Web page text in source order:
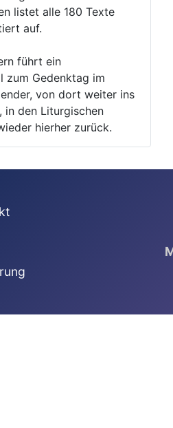
listet alle 180 Texte
auf.
führt ein
zum Gedenktag im
von dort weiter ins
in den Liturgischen
hierher zurück.